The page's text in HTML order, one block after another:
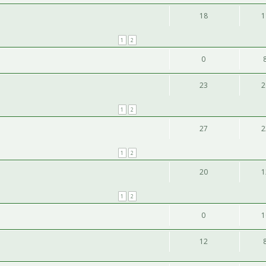
1 2
18
0
1 2
23
1 2
27
1 2
20
0
12